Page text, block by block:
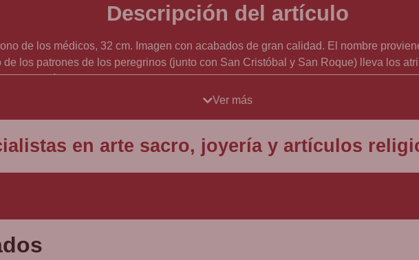
Descripción del artículo
de los médicos, 32 cm. Imagen con acabados de gran calidad. El nombre
los patrones de los peregrinos (junto con San Cristóbal y San Roque) lleva los
como símbolo de que mantiene las aguas sanadoras de la piscina de Bethesda
Ver más
en arte sacro, joyería y artículos